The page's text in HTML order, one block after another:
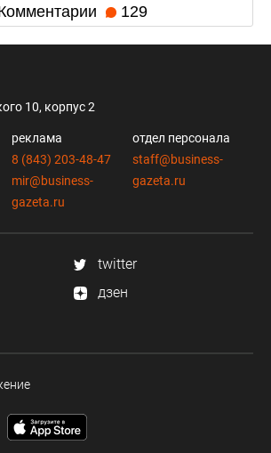
129
10, корпус 2
реклама
8 (843) 203-48-47
mir@business-
gazeta.ru
отдел персонала
staff@business-
gazeta.ru
twitter
дзен